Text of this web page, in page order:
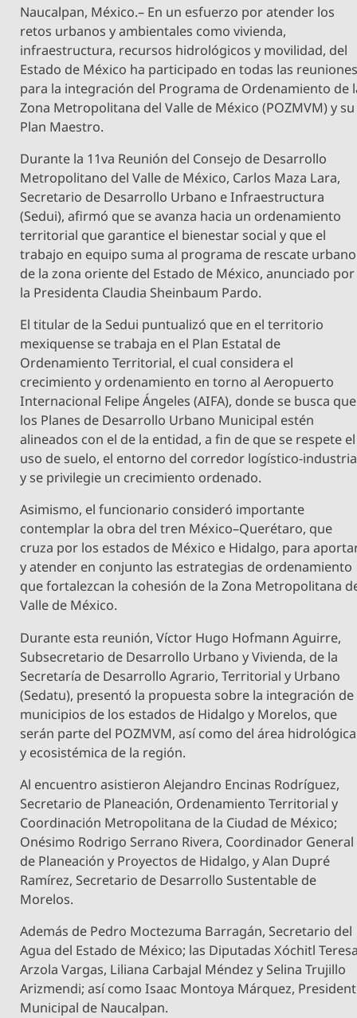
Naucalpan, México.– En un esfuerzo por atender los
retos urbanos y ambientales como vivienda,
infraestructura, recursos hidrológicos y movilidad, del
Estado de México ha participado en todas las
para la integración del Programa de Ordenamiento de
Zona Metropolitana del Valle de México (POZMVM) y su
Plan Maestro.
Durante la 11va Reunión del Consejo de Desarrollo
Metropolitano del Valle de México, Carlos Maza Lara,
Secretario de Desarrollo Urbano e Infraestructura
(Sedui), afirmó que se avanza hacia un ordenamiento
territorial que garantice el bienestar social y que el
trabajo en equipo suma al programa de rescate urbano
de la zona oriente del Estado de México, anunciado por
la Presidenta Claudia Sheinbaum Pardo.
El titular de la Sedui puntualizó que en el territorio
mexiquense se trabaja en el Plan Estatal de
Ordenamiento Territorial, el cual considera el
crecimiento y ordenamiento en torno al Aeropuerto
Internacional Felipe Ángeles (AIFA), donde se busca que
los Planes de Desarrollo Urbano Municipal estén
alineados con el de la entidad, a fin de que se respete el
uso de suelo, el entorno del corredor logístico-
y se privilegie un crecimiento ordenado.
Asimismo, el funcionario consideró importante
contemplar la obra del tren México–Querétaro, que
cruza por los estados de México e Hidalgo, para
y atender en conjunto las estrategias de ordenamiento
que fortalezcan la cohesión de la Zona Metropolitana
Valle de México.
Durante esta reunión, Víctor Hugo Hofmann Aguirre,
Subsecretario de Desarrollo Urbano y Vivienda, de la
Secretaría de Desarrollo Agrario, Territorial y Urbano
(Sedatu), presentó la propuesta sobre la integración de
municipios de los estados de Hidalgo y Morelos, que
serán parte del POZMVM, así como del área hidrológica
y ecosistémica de la región.
Al encuentro asistieron Alejandro Encinas Rodríguez,
Secretario de Planeación, Ordenamiento Territorial y
Coordinación Metropolitana de la Ciudad de México;
Onésimo Rodrigo Serrano Rivera, Coordinador General
de Planeación y Proyectos de Hidalgo, y Alan Dupré
Ramírez, Secretario de Desarrollo Sustentable de
Morelos.
Además de Pedro Moctezuma Barragán, Secretario del
Agua del Estado de México; las Diputadas Xóchitl
Arzola Vargas, Liliana Carbajal Méndez y Selina Trujillo
Arizmendi; así como Isaac Montoya Márquez,
Municipal de Naucalpan.